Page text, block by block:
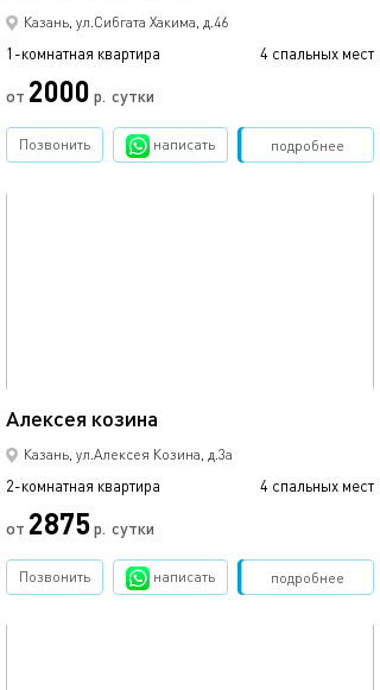
Казань, ул.Сибгата Хакима, д.46
1-комнатная квартира 4 спальных мест
от 2000 р. сутки
подробнее
Позвонить написать Забронировать
Алексея козина
Казань, ул.Алексея Козина, д.3а
2-комнатная квартира 4 спальных мест
от 2875р. сутки
подробнее
Позвонить написать Забронировать